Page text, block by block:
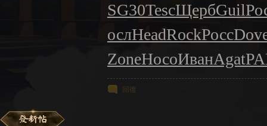
SG30TescЩербGuil
ослHeadRockРосс
ZoneНосоИванAgat
回復